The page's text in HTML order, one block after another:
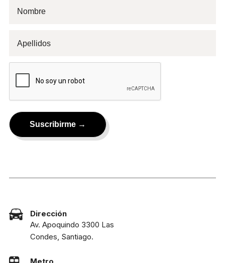
Dirección
Av. Apoquindo 3300 Las
Condes, Santiago.